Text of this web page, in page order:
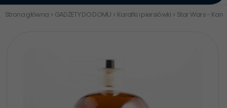
Strona główna GADŻETY DO DOMU Karafki i piersiówki Star Wars -